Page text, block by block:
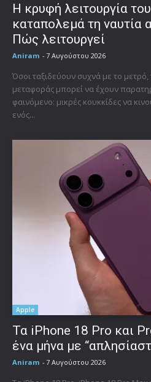
Η κρυφή λειτουργία
καταπολεμά τη ναυτία
Πώς λειτουργεί
Aniram - 7 Αυγούστου 2026
Όσοι ταξιδεύουν συχνά με το
μεταφοράς μπορεί να έχουν
φαινόμενο: μικρές κουκκίδες να
ενός...
Apple
Τα iPhone 18 Pro και
ένα μήνα με
Aniram - 7 Αυγούστου 2026